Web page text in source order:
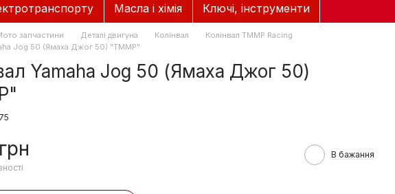
Масла і хімія Ключі, інструменти
запчастини Деталі двигуна Колінвал
Колінвал TMMP Racing
Jog 50 (Ямаха Джог 50) "TMMP"
Yamaha Jog 50 (Ямаха Джог 50)
В бажання